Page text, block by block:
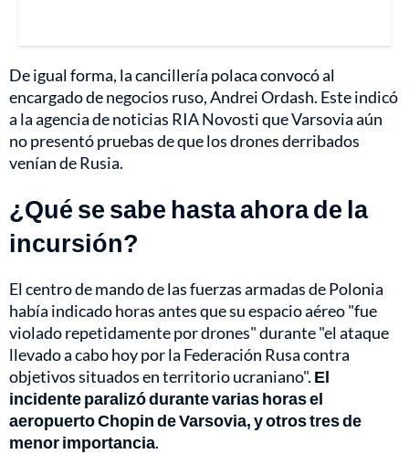
De igual forma, la cancillería polaca convocó al
encargado de negocios ruso, Andrei Ordash. Este indicó
a la agencia de noticias RIA Novosti que Varsovia aún
no presentó pruebas de que los drones derribados
venían de Rusia.
¿Qué se sabe hasta ahora de la
incursión?
El centro de mando de las fuerzas armadas de Polonia
había indicado horas antes que su espacio aéreo "fue
violado repetidamente por drones" durante "el ataque
llevado a cabo hoy por la Federación Rusa contra
objetivos situados en territorio ucraniano". El
incidente paralizó durante varias horas el
aeropuerto Chopin de Varsovia, y otros tres de
menor importancia.